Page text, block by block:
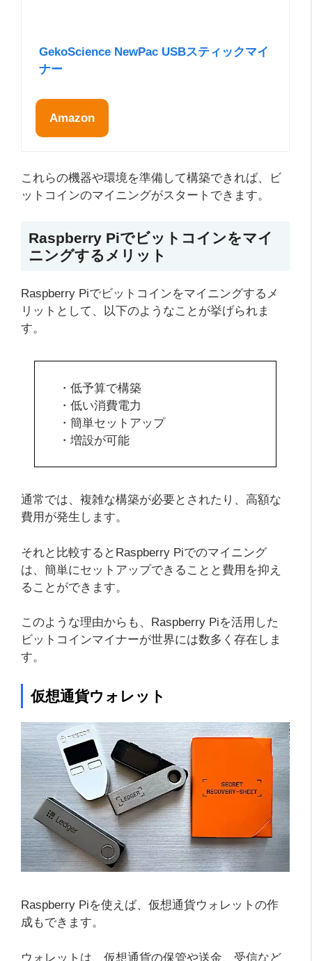
GekoScience NewPac USBスティックマイ
ナー
Amazon
これらの機器や環境を準備して構築できれば、ビ
ットコインのマイニングがスタートできます。
Raspberry Piでビットコインをマイ
ニングするメリット
Raspberry Piでビットコインをマイニングするメ
リットとして、以下のようなことが挙げられま
す。
・低予算で構築
・低い消費電力
・簡単セットアップ
・増設が可能
通常では、複雑な構築が必要とされたり、高額な
費用が発生します。
それと比較するとRaspberry Piでのマイニング
は、簡単にセットアップできることと費用を抑え
ることができます。
このような理由からも、Raspberry Piを活用した
ビットコインマイナーが世界には数多く存在しま
す。
仮想通貨ウォレット
Raspberry Piを使えば、仮想通貨ウォレットの作
成もできます。
ウォレットは、仮想通貨の保管や送金、受信など